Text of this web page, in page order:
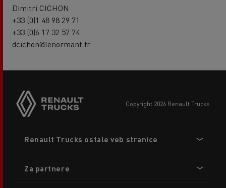
Dimitri CICHON
+33 (0)1 48 98 29 71
+33 (0)6 17 32 57 74
dcichon@lenormant.fr
copyright 2026 Renault Trucks
menu
Renault Trucks ostale veb stranice
Za partnere